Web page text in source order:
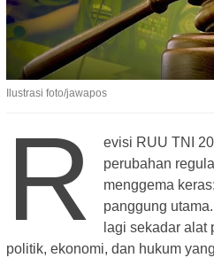
Ilustrasi foto/jawapos
R
evisi RUU TNI
perubahan
menggema
panggung
lagi sekadar alat
politik, ekonomi, dan hukum